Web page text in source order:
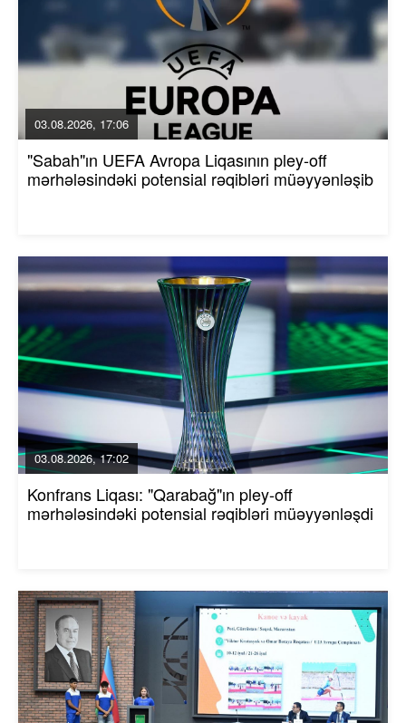
03.08.2026, 17:06
"Sabah"ın UEFA Avropa Liqasının pley-off
mərhələsindəki potensial rəqibləri müəyyənləşib
03.08.2026, 17:02
Konfrans Liqası: "Qarabağ"ın pley-off
mərhələsindəki potensial rəqibləri müəyyənləşdi